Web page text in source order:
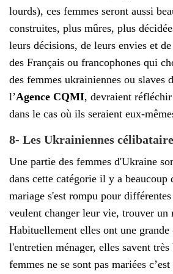
lourds), ces femmes seront aussi
construites, plus mûres, plus
leurs décisions, de leurs envies et
des Français ou francophones qui
des femmes ukrainiennes ou slaves
l’Agence CQMI, devraient
dans le cas où ils seraient eux-
8- Les Ukrainiennes
Une partie des femmes d'Ukraine
dans cette catégorie il y a beaucoup
mariage s'est rompu pour
veulent changer leur vie, trouver un
Habituellement elles ont une grande
l'entretien ménager, elles savent
femmes ne se sont pas mariées